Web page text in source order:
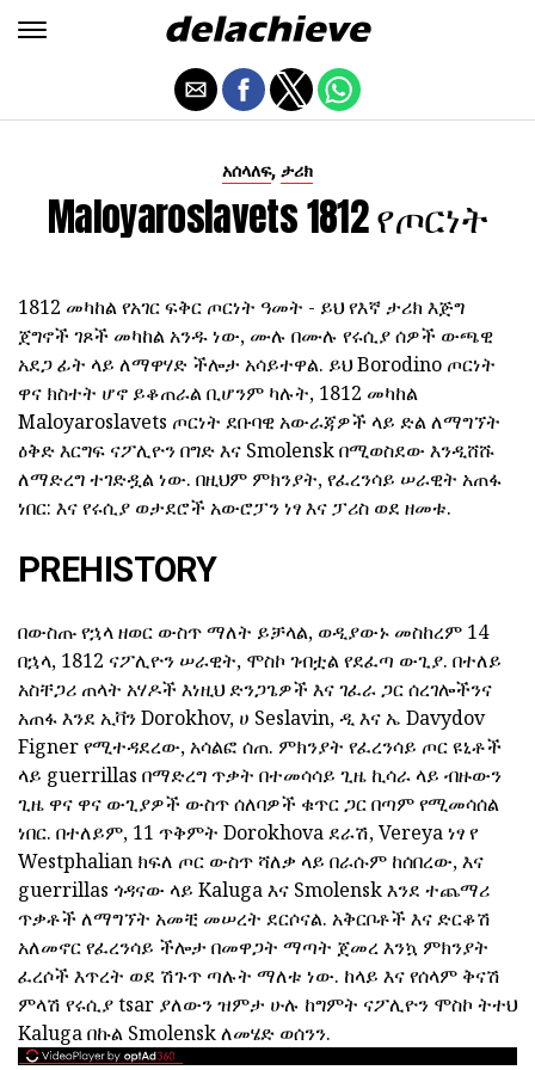
አሰላለፍ, ታሪክ
Maloyaroslavets 1812 የጦርነት
1812 መካከል የአገር ፍቅር ጦርነት ዓመት - ይህ የእኛ ታሪክ እጅግ
ጀግኖች ገጾች መካከል አንዱ ነው, ሙሉ በሙሉ የሩሲያ ሰዎች ውጫዊ
አደጋ ፊት ላይ ለማዋሃድ ችሎታ አሳይተዋል. ይህ Borodino ጦርነት
ዋና ክስተት ሆኖ ይቆጠራል ቢሆንም ካሉት, 1812 መካከል
Maloyaroslavets ጦርነት ደቡባዊ አውራጃዎች ላይ ድል ለማግኘት
ዕቅድ እርግፍ ናፖሊዮን በግድ እና Smolensk በሚወስደው እንዲሸሹ
ለማድረግ ተገድዷል ነው. በዚህም ምክንያት, የፈረንሳይ ሠራዊት አጠፋ
ነበር: እና የሩሲያ ወታደሮች አውሮፓን ነፃ እና ፓሪስ ወደ ዘመቱ.
PREHISTORY
በውስጡ የኋላ ዘወር ውስጥ ማለት ይቻላል, ወዲያውኑ መስከረም 14
በኋላ, 1812 ናፖሊዮን ሠራዊት, ሞስኮ ገብቷል የደፈጣ ውጊያ. በተለይ
አስቸጋሪ ጠላት አሃዶች እነዚህ ድንጋጌዎች እና ገፈራ ጋር ሰረገሎችንና
አጠፋ እንደ ኢቫን Dorokhov, ሀ Seslavin, ዲ እና ኤ Davydov
Figner የሚተዳደረው, አሳልፎ ሰጠ. ምክንያት የፈረንሳይ ጦር ዩኒቶች
ላይ guerrillas በማድረግ ጥቃት በተመሳሳይ ጊዜ ኪሳራ ላይ ብዙውን
ጊዜ ዋና ዋና ውጊያዎች ውስጥ ሰለባዎች ቁጥር ጋር በጣም የሚመሳሰል
ነበር. በተለይም, 11 ጥቅምት Dorokhova ደራሽ, Vereya ነፃ የ
Westphalian ክፍለ ጦር ውስጥ ሻለቃ ላይ በራሱም ከሰበረው, እና
guerrillas ጎዳናው ላይ Kaluga እና Smolensk እንደ ተጨማሪ
ጥቃቶች ለማግኘት አመቺ መሠረት ደርሶናል. አቅርቦቶች እና ድርቆሽ
አለመኖር የፈረንሳይ ችሎታ በመዋጋት ማጣት ጀመረ እንኳ ምክንያት
ፈረሶች እጥረት ወደ ሽጉጥ ጣሉት ማለቱ ነው. ከላይ እና የሰላም ቅናሽ
ምላሽ የሩሲያ tsar ያለውን ዝምታ ሁሉ ከግምት ናፖሊዮን ሞስኮ ትተህ
Kaluga በኩል Smolensk ለመሄድ ወሰንን.